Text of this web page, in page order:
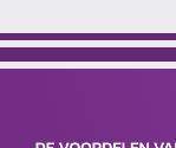
om Powerflex-
Powerflex zijn